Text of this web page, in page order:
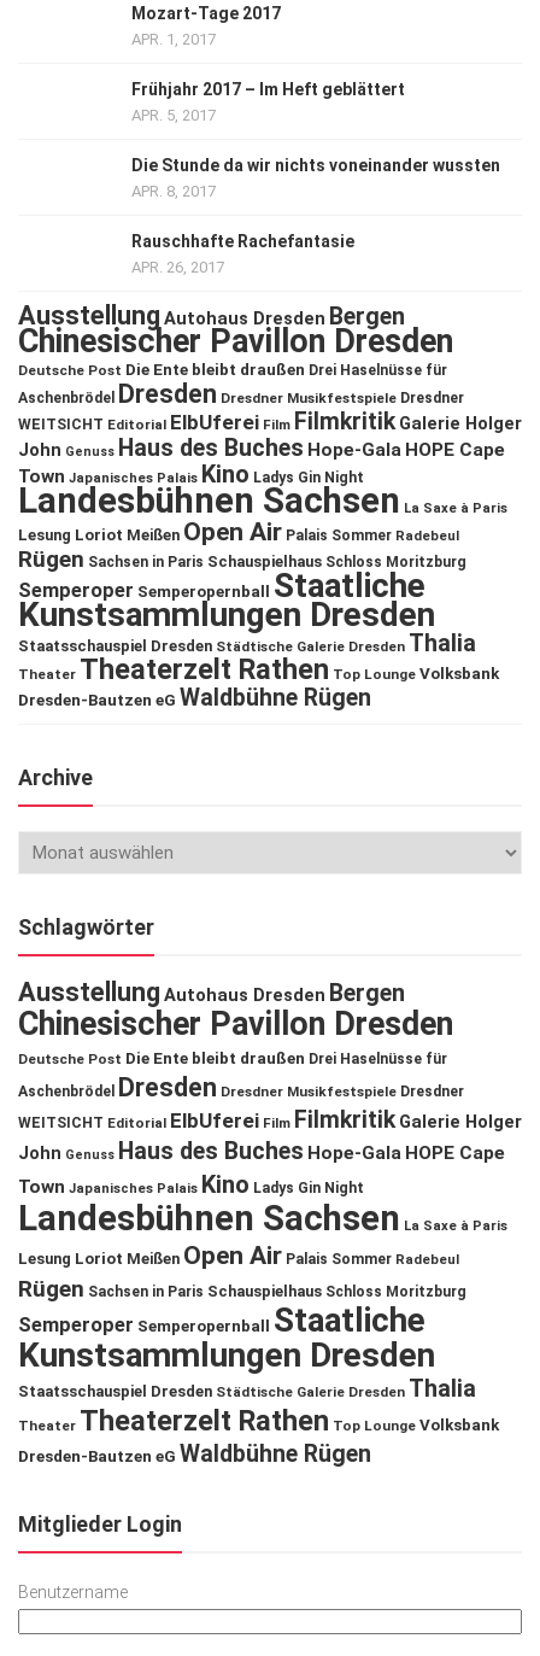
Mozart-Tage 2017
APR. 1, 2017
Frühjahr 2017 – Im Heft geblättert
APR. 5, 2017
Die Stunde da wir nichts voneinander wussten
APR. 8, 2017
Rauschhafte Rachefantasie
APR. 26, 2017
Ausstellung Autohaus Dresden Bergen
Chinesischer Pavillon Dresden
Deutsche Post Die Ente bleibt draußen Drei Haselnüsse für
Aschenbrödel
Dresden Dresdner Musikfestspiele Dresdner
WEITSICHT Editorial ElbUferei Film Filmkritik Galerie Holger
John Genuss Haus des Buches Hope-Gala HOPE Cape
Town Japanisches Palais Kino Ladys Gin Night
Landesbühnen Sachsen La Saxe à Paris
Lesung Loriot Meißen Open Air Palais Sommer Radebeul
Rügen Sachsen in Paris Schauspielhaus Schloss Moritzburg
Semperoper Semperopernball Staatliche
Kunstsammlungen Dresden
Staatsschauspiel Dresden Städtische Galerie Dresden Thalia
Theater Theaterzelt Rathen Top Lounge Volksbank
Dresden-Bautzen eG Waldbühne Rügen
Archive
Schlagwörter
Ausstellung Autohaus Dresden Bergen
Chinesischer Pavillon Dresden
Deutsche Post Die Ente bleibt draußen Drei Haselnüsse für
Aschenbrödel
Dresden Dresdner Musikfestspiele Dresdner
WEITSICHT Editorial ElbUferei Film Filmkritik Galerie Holger
John Genuss Haus des Buches Hope-Gala HOPE Cape
Town Japanisches Palais Kino Ladys Gin Night
Landesbühnen Sachsen La Saxe à Paris
Lesung Loriot Meißen Open Air Palais Sommer Radebeul
Rügen Sachsen in Paris Schauspielhaus Schloss Moritzburg
Semperoper Semperopernball
Staatliche
Kunstsammlungen Dresden
Staatsschauspiel Dresden Städtische Galerie Dresden Thalia
Theater Theaterzelt Rathen Top Lounge Volksbank
Dresden-Bautzen eG Waldbühne Rügen
Mitglieder Login
Benutzername